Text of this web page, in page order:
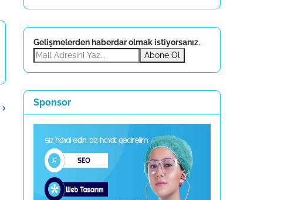
Gelişmelerden haberdar olmak istiyorsanız.
Abone Ol
Sponsor